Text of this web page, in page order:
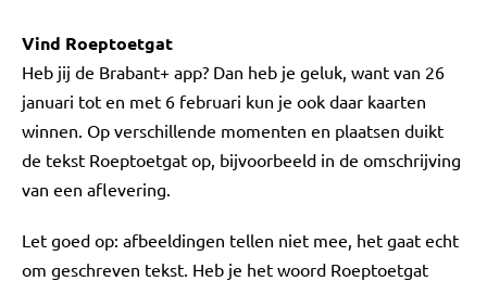
Vind Roeptoetgat
Heb jij de Brabant+ app? Dan heb je geluk, want van 26
januari tot en met 6 februari kun je ook daar kaarten
winnen. Op verschillende momenten en plaatsen duikt
de tekst Roeptoetgat op, bijvoorbeeld in de omschrijving
van een aflevering.
Let goed op: afbeeldingen tellen niet mee, het gaat echt
om geschreven tekst. Heb je het woord Roeptoetgat